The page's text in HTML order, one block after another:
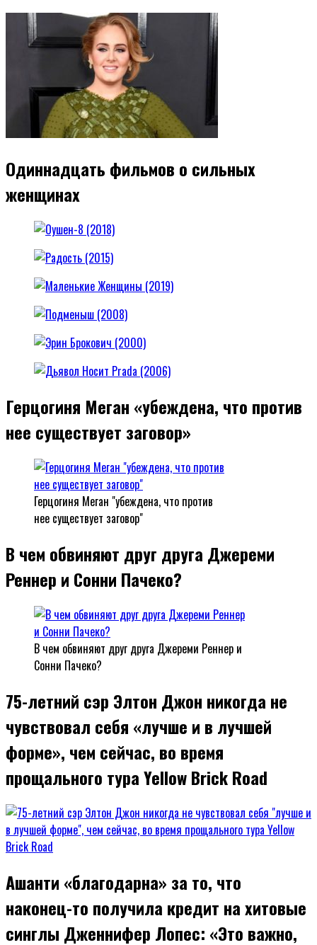
Одиннадцать фильмов о сильных
женщинах
Герцогиня Меган «убеждена, что против
нее существует заговор»
Герцогиня Меган "убеждена, что против
нее существует заговор"
В чем обвиняют друг друга Джереми
Реннер и Сонни Пачеко?
В чем обвиняют друг друга Джереми Реннер и
Сонни Пачеко?
75-летний сэр Элтон Джон никогда не
чувствовал себя «лучше и в лучшей
форме», чем сейчас, во время
прощального тура Yellow Brick Road
Ашанти «благодарна» за то, что
наконец-то получила кредит на хитовые
синглы Дженнифер Лопес: «Это важно,